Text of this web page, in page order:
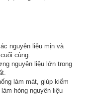
nguyên liệu mịn và
cùng.
nguyên liệu lớn trong
làm mát, giúp kiểm
hỏng nguyên liệu